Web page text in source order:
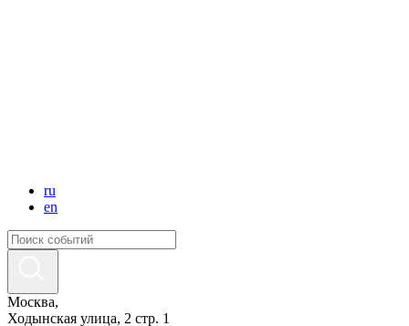
ru
en
Москва,
Ходынская улица, 2 стр. 1